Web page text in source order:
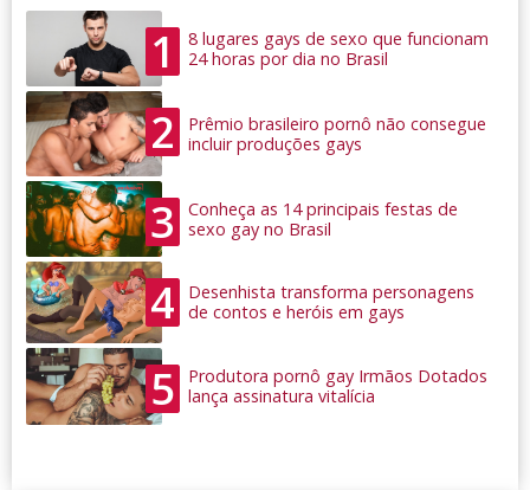
1
8 lugares gays de sexo que funcionam
24 horas por dia no Brasil
2
Prêmio brasileiro pornô não consegue
incluir produções gays
3
Conheça as 14 principais festas de
sexo gay no Brasil
4
Desenhista transforma personagens
de contos e heróis em gays
5
Produtora pornô gay Irmãos Dotados
lança assinatura vitalícia